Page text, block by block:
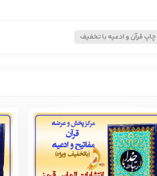
چاپ قرآن و ادعیه با تخفیف